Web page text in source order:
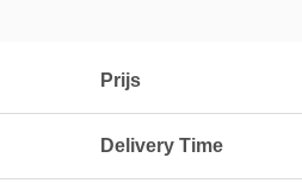
Prijs
Delivery Time